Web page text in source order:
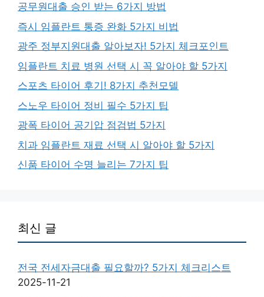
공무원대출 승인 받는 6가지 방법
즉시 임플란트 통증 완화 5가지 비법
광주 정부지원대출 알아보자! 5가지 체크포인트
임플란트 치료 병원 선택 시 꼭 알아야 할 5가지
스포츠 타이어 후기! 8가지 추천모델
스노우 타이어 정비 필수 5가지 팁
광폭 타이어 공기압 점검법 5가지
치과 임플란트 재료 선택 시 알아야 할 5가지
신품 타이어 수명 늘리는 7가지 팁
최신 글
전국 전세자금대출 필요할까? 5가지 체크리스트
2025-11-21